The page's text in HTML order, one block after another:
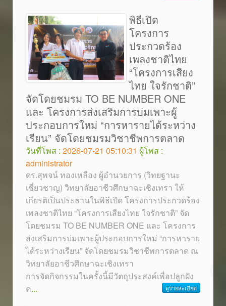
พิธีเปิด
โครงการ
ประกวดร้อง
เพลงชาติไทย
“โครงการเสียง
ไทย ใจรักชาติ”
จัดโดยชมรม TO BE NUMBER ONE
และ โครงการส่งเสริมการบ่มเพาะผู้
ประกอบการใหม่ “การหารายได้ระหว่าง
เรียน” จัดโดยชมรมวิชาชีพการตลาด
วันที่โพส : 2026-07-21 05:10:31 ผู้โพส :
administrator
ดร.สุพจน์ ทองเหลือง ผู้อำนวยการ (วิทยฐานะ
เชี่ยวชาญ) วิทยาลัยอาชีวศึกษาฉะเชิงเทรา ให้
เกียรติเป็นประธานในพิธีเปิด โครงการประกวดร้อง
เพลงชาติไทย “โครงการเสียงไทย ใจรักชาติ” จัด
โดยชมรม TO BE NUMBER ONE และ โครงการ
ส่งเสริมการบ่มเพาะผู้ประกอบการใหม่ “การหาราย
ได้ระหว่างเรียน” จัดโดยชมรมวิชาชีพการตลาด ณ
วิทยาลัยอาชีวศึกษาฉะเชิงเทรา
การจัดกิจกรรมในครั้งนี้มีวัตถุประสงค์เพื่อปลูกฝัง
ค... ดูรายละเอียด